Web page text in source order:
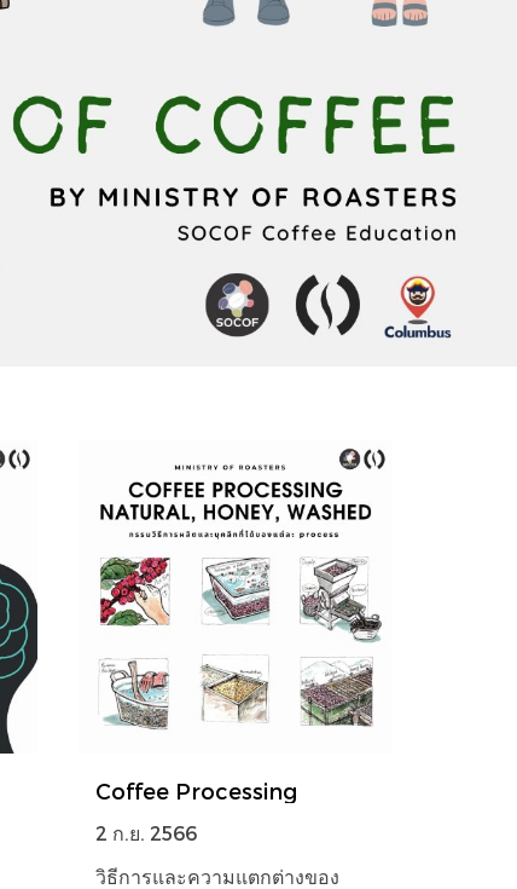
Coffee Processing
2 ก.ย. 2566
วิธีการและความแตกต่างของ